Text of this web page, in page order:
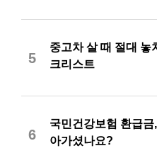
5
중고차 살 때 절대 놓
크리스트
6
국민건강보험 환급
아가셨나요?